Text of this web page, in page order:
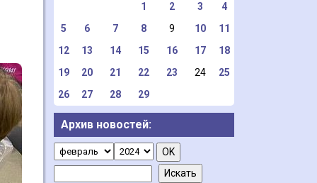
1
2 3
4
5
6 7 8 9 10
11
12
13 14 15 16 17
18
19
20 21 22 23 24
25
26
27 28 29
Архив новостей: